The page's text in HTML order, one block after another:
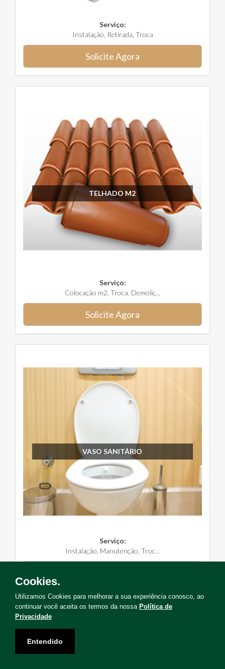
Serviço:
Instalação, Retirada, Troca
Solicite Agora
TELHADO M2
Serviço:
Colocação m2, Troca, Demoliç...
Solicite Agora
VASO SANITÁRIO
Serviço:
Instalação, Manutenção, Troc...
Solicite uma visita para levantamento de serviços!
Cookies.
Utilizamos Cookies para melhorar a sua experiência conosco, ao
continuar você aceita os termos da nossa Política de
Privacidade
Entendido